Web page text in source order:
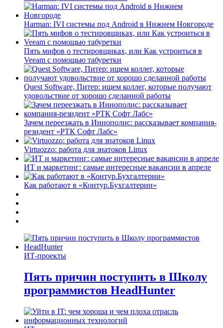
Harman: IVI системы под Android в Нижнем Новгороде
Пять мифов о тестировщиках, или Как устроиться в
Veeam с помощью табуретки
Quest Software, Питер: ищем коллег, которые получают
удовольствие от хорошо сделанной работы
Зачем переезжать в Иннополис: рассказывает компания-
резидент «РТК Софт Лабс»
Virtuozzo: работа для знатоков Linux
ИТ и маркетинг: самые интересные вакансии в апреле
Как работают в «Контур.Бухгалтерии»
ИТ-проекты
Пять причин поступить в Школу
программистов HeadHunter